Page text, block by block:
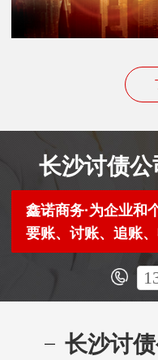
长沙讨债公
鑫诺商务·为企业和
要账、讨账、追账
长沙讨